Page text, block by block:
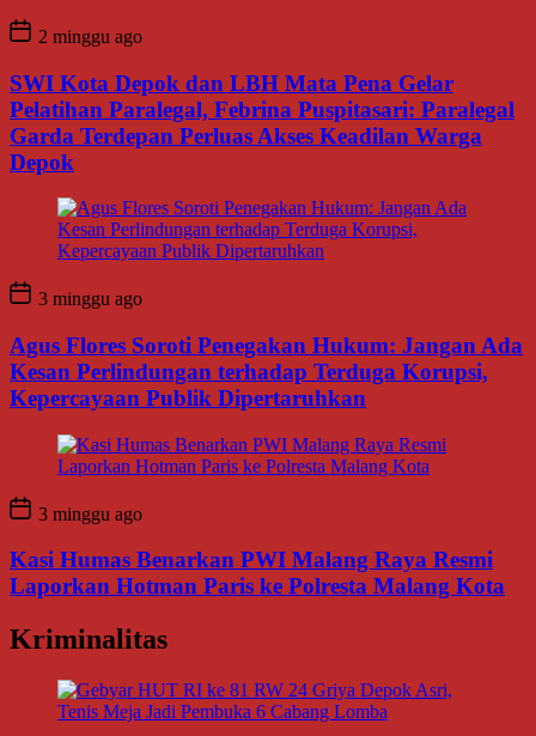
2 minggu ago
SWI Kota Depok dan LBH Mata Pena Gelar
Pelatihan Paralegal, Febrina Puspitasari: Paralegal
Garda Terdepan Perluas Akses Keadilan Warga
Depok
3 minggu ago
Agus Flores Soroti Penegakan Hukum: Jangan Ada
Kesan Perlindungan terhadap Terduga Korupsi,
Kepercayaan Publik Dipertaruhkan
3 minggu ago
Kasi Humas Benarkan PWI Malang Raya Resmi
Laporkan Hotman Paris ke Polresta Malang Kota
Kriminalitas